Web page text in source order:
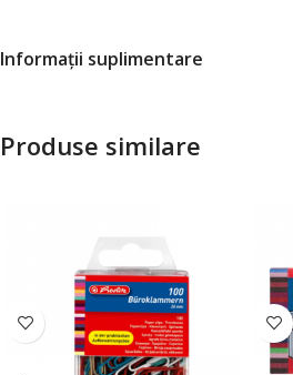
Informații suplimentare
Produse similare